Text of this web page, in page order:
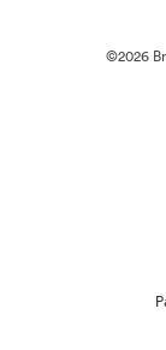
©2026